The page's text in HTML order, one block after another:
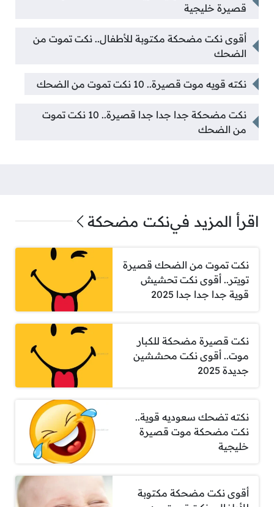
قصيرة خليجية
أقوى نكت مضحكة مكتوبة للأطفال.. نكت تموت من
الضحك
نكته قويه موت قصيرة.. 10 نكت تموت من الضحك
نكت مضحكة جدا جدا جدا قصيرة.. 10 نكت تموت
من الضحك
اقرأ المزيد فينكت مضحكة
نكت تموت من الضحك قصيرة
تويتر.. أقوى نكت تحشيش
قوية جدا جدا جدا 2025
نكت قصيرة مضحكة للكبار
موت.. أقوى نكت محششين
جديدة 2025
نكته تضحك سعوديه قوية..
نكت مضحكة موت قصيرة
خليجية
أقوى نكت مضحكة مكتوبة